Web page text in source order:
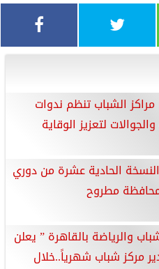
الشباب تنظم ندوات
لتعزيز الوقاية
الحادية عشرة من دوري
مطروح
والرياضة بالقاهرة ” يعلن
مركز شباب شهرياً..خلال